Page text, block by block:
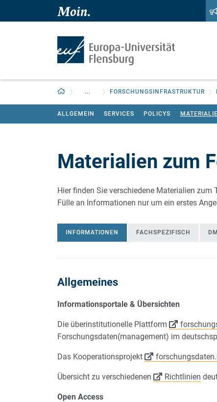
Zum Hauptinhalt springen
Zur Navigation springen
Zurück zur Startseite
... FORSCHUNGSINFRASTRUKTUR
ALLGEMEIN SERVICES POLICYS
Materialien zum
Hier finden Sie verschiedene Materialien
Fülle an Informationen nur um ein erstes
INFORMATIONEN FACHSPEZIFISCH
INFORMATIONEN
Allgemeines
Informationsportale & Übersichten
Die überinstitutionelle Plattform
Forschungsdaten(management) im
Das Kooperationsprojekt
Übersicht zu verschiedenen Richtlinien
Open Access